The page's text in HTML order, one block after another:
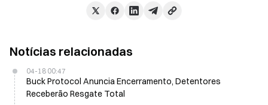
Notícias relacionadas
04-18 00:47
Buck Protocol Anuncia Encerramento, Detentores
Receberão Resgate Total